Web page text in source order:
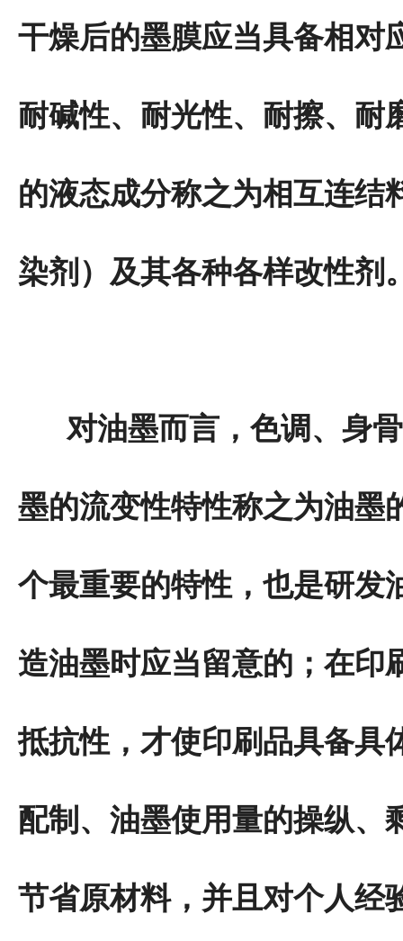
干燥后的墨膜应当具备相对
耐碱性、耐光性、耐擦、耐
的液态成分称之为相互连结
染剂）及其各种各样改性剂
对油墨而言，色调、身骨
墨的流变性特性称之为油墨
个最重要的特性，也是研发
造油墨时应当留意的；在印
抵抗性，才使印刷品具备具
配制、油墨使用量的操纵、
节省原材料，并且对个人经